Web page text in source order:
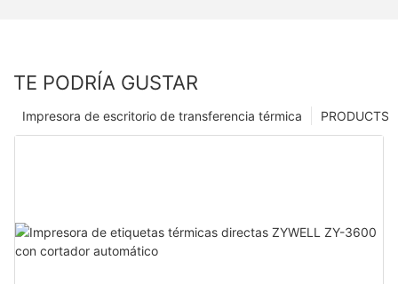
TE PODRÍA GUSTAR
PRODUCTS
Impresora de escritorio de transferencia térmica